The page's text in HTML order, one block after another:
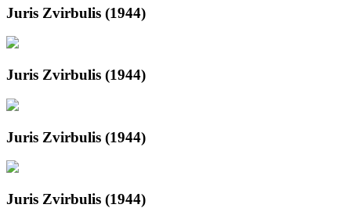
Juris Zvirbulis (1944)
Juris Zvirbulis (1944)
Juris Zvirbulis (1944)
Juris Zvirbulis (1944)